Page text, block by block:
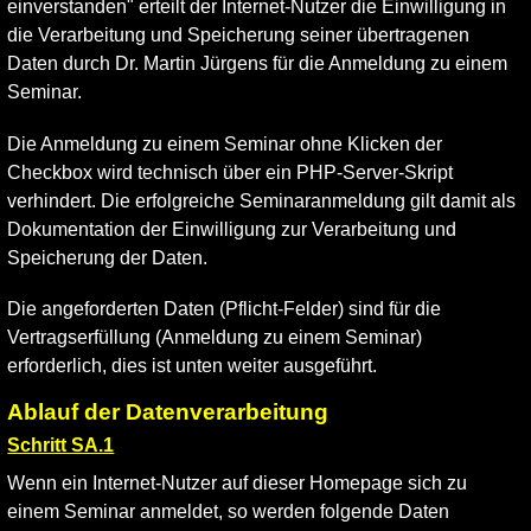
einverstanden" erteilt der Internet-Nutzer die Einwilligung in
die Verarbeitung und Speicherung seiner übertragenen
Daten durch Dr. Martin Jürgens für die Anmeldung zu einem
Seminar.
Die Anmeldung zu einem Seminar ohne Klicken der
Checkbox wird technisch über ein PHP-Server-Skript
verhindert. Die erfolgreiche Seminaranmeldung gilt damit als
Dokumentation der Einwilligung zur Verarbeitung und
Speicherung der Daten.
Die angeforderten Daten (Pflicht-Felder) sind für die
Vertragserfüllung (Anmeldung zu einem Seminar)
erforderlich, dies ist unten weiter ausgeführt.
Ablauf der Datenverarbeitung
Schritt SA.1
Wenn ein Internet-Nutzer auf dieser Homepage sich zu
einem Seminar anmeldet, so werden folgende Daten